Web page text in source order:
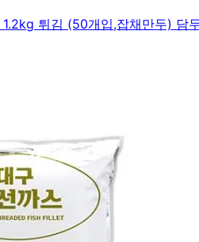
튀김 (50개입,잡채만두) 담